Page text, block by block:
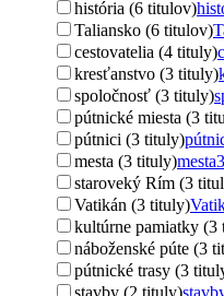
história (6 titulov)
Taliansko (6 titulov)
cestovatelia (4 tituly)
kresťanstvo (3 tituly)
spoločnosť (3 tituly)
pútnické miesta (3
pútnici (3 tituly)
mesta (3 tituly)mesta3
staroveký Rím (3
Vatikán (3 tituly)
kultúrne pamiatky (3
náboženské púte (3
pútnické trasy (3
stavby (2 tituly)